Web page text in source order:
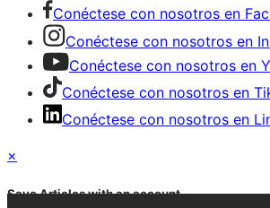
Conéctese con nosotros en
Conéctese con nosotros en
Conéctese con nosotros en
Conéctese con nosotros en
Conéctese con nosotros en
×
Save Articles with an account